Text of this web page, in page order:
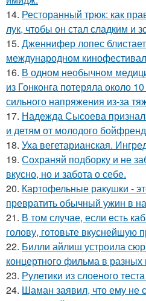
14. Ресторанный трюк: как
лук, чтобы он стал сладким и
15. Дженнифер лопес
международном
16. В одном необычном
из Гонконга потеряла около
сильного напряжения из-за
17. Надежда Сысоева
и детям от молодого
18. Уха вегетарианская.
19. Сохраняй подборку и не
вкусно, но и забота о себе.
20. Картофельные ракушки -
превратить обычный ужин в
21. В том случае, если есть
голову, готовьте вкуснейшую
22. Билли айлиш устроила
концертного фильма в разных
23. Рулетики из слоеного
24. Шаман заявил, что ему не